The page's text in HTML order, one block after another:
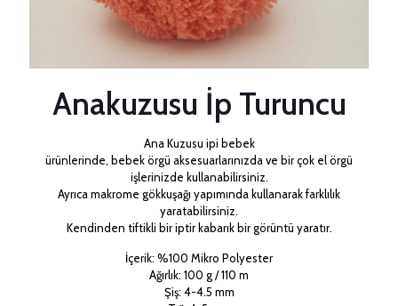
Anakuzusu İp Turuncu
Ana Kuzusu ipi bebek
ürünlerinde, bebek örgü aksesuarlarınızda ve bir çok el örgü
işlerinizde kullanabilirsiniz.
Ayrıca makrome gökkuşağı yapımında kullanarak farklılık
yaratabilirsiniz.
Kendinden tiftikli bir iptir kabarık bir görüntü yaratır.
İçerik: %100 Mikro Polyester
Ağırlık: 100 g / 110 m
Şiş: 4-4.5 mm